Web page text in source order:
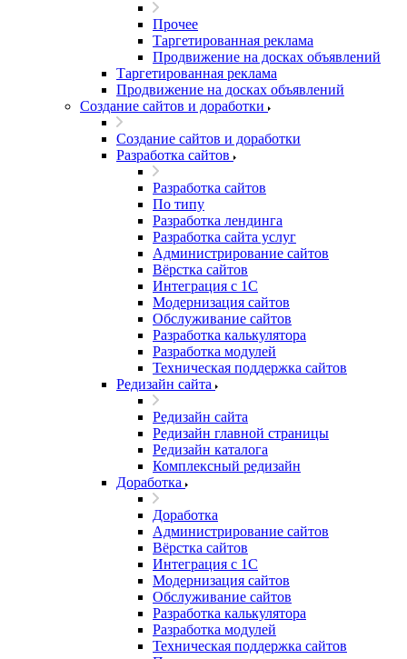
Прочее
Таргетированная реклама
Продвижение на досках объявлений
Таргетированная реклама
Продвижение на досках объявлений
Создание сайтов и доработки
Создание сайтов и доработки
Разработка сайтов
Разработка сайтов
По типу
Разработка лендинга
Разработка сайта услуг
Администрирование сайтов
Вёрстка сайтов
Интеграция с 1С
Модернизация сайтов
Обслуживание сайтов
Разработка калькулятора
Разработка модулей
Техническая поддержка сайтов
Редизайн сайта
Редизайн сайта
Редизайн главной страницы
Редизайн каталога
Комплексный редизайн
Доработка
Доработка
Администрирование сайтов
Вёрстка сайтов
Интеграция с 1С
Модернизация сайтов
Обслуживание сайтов
Разработка калькулятора
Разработка модулей
Техническая поддержка сайтов